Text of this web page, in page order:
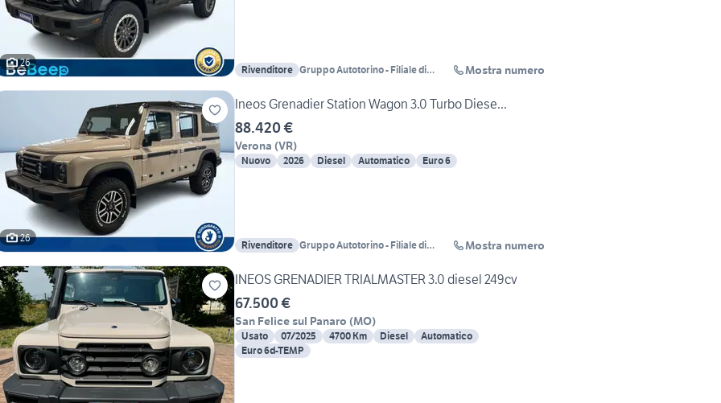
26
Rivenditore Gruppo Autotorino - Filiale di
Mostra numero
26
Ineos Grenadier Station Wagon 3.0 Turbo Diese...
88.420 €
Verona (VR)
Nuovo 2026 Diesel Automatico Euro 6
Rivenditore Gruppo Autotorino - Filiale di
Mostra numero
INEOS GRENADIER TRIALMASTER 3.0 diesel 249cv
67.500 €
San Felice sul Panaro (MO)
Usato 07/2025 4700 Km Diesel
Automatico
Euro 6d-TEMP